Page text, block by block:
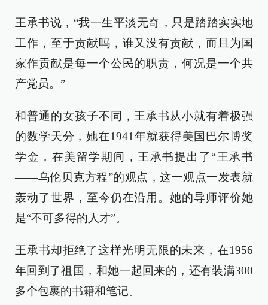
王承书说，“我一生平淡无奇，只是踏踏实实地
工作，至于贡献吗，谁又没有贡献，而且为国
家作贡献是每一个公民的职责，何况是一个共
产党员。”
和普通的女孩子不同，王承书从小就有着极强
的数学天分，她在1941年就获得美国巴尔博奖
学金，在美留学期间，王承书提出了“王承书
——乌伦贝克方程”的观点，这一观点一发表就
轰动了世界，至今仍在沿用。她的导师评价她
是“不可多得的人才”。
王承书却拒绝了这样光明无限的未来，在1956
年回到了祖国，和她一起回来的，还有装满300
多个包裹的书籍和笔记。